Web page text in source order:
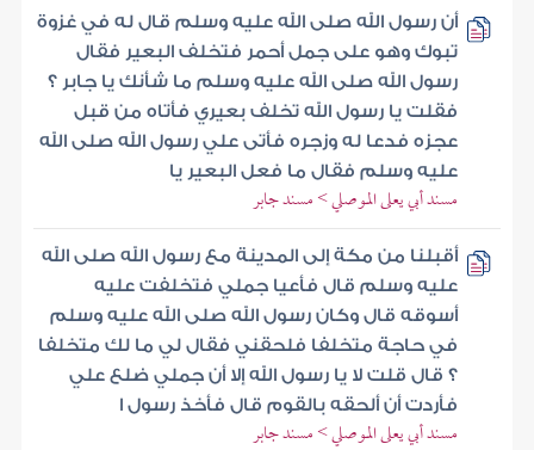
أن رسول الله صلى الله عليه وسلم قال له في غزوة
تبوك وهو على جمل أحمر فتخلف البعير فقال
رسول الله صلى الله عليه وسلم ما شأنك يا جابر ؟
فقلت يا رسول الله تخلف بعيري فأتاه من قبل
عجزه فدعا له وزجره فأتى علي رسول الله صلى الله
عليه وسلم فقال ما فعل البعير يا
مسند أبي يعلى الموصلي > مسند جابر
أقبلنا من مكة إلى المدينة مع رسول الله صلى الله
عليه وسلم قال فأعيا جملي فتخلفت عليه
أسوقه قال وكان رسول الله صلى الله عليه وسلم
في حاجة متخلفا فلحقني فقال لي ما لك متخلفا
؟ قال قلت لا يا رسول الله إلا أن جملي ضلع علي
فأردت أن ألحقه بالقوم قال فأخذ رسول ا
مسند أبي يعلى الموصلي > مسند جابر